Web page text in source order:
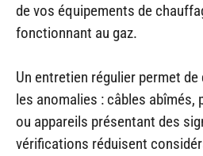
de vos équipements de
fonctionnant au gaz.
Un entretien régulier permet
les anomalies : câbles abîmés,
ou appareils présentant des
vérifications réduisent